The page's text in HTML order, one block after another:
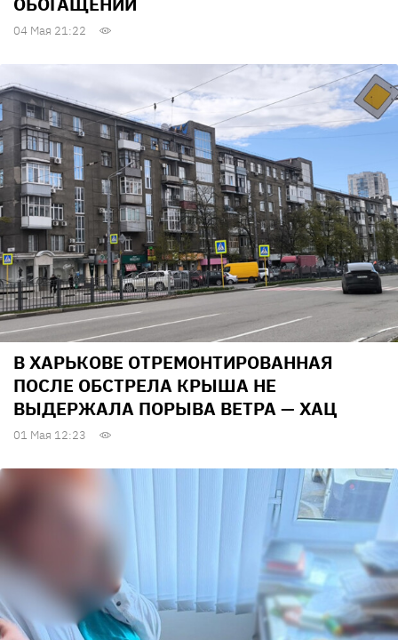
04 Мая 21:22
В ХАРЬКОВЕ ОТРЕМОНТИРОВАННАЯ
ПОСЛЕ ОБСТРЕЛА КРЫША НЕ
ВЫДЕРЖАЛА ПОРЫВА ВЕТРА — ХАЦ
01 Мая 12:23